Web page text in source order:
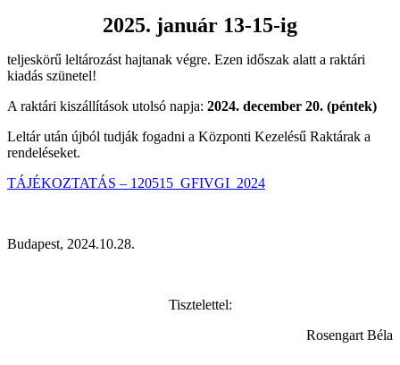
2025. január 13-15-ig
teljeskörű leltározást hajtanak végre. Ezen időszak alatt a raktári
kiadás szünetel!
A raktári kiszállítások utolsó napja: 2024. december 20. (péntek)
Leltár után újból tudják fogadni a Központi Kezelésű Raktárak a
rendeléseket.
TÁJÉKOZTATÁS – 120515_GFIVGI_2024
Budapest, 2024.10.28.
Tisztelettel:
Rosengart Béla